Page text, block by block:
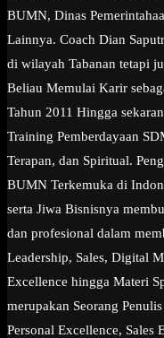
BUMN, Dinas
Lainnya. Coach Dian
di wilayah Tabanan tetapi
Beliau Memulai Karir
Tahun 2011 Hingga
Training Pemberdayaan
Terapan, dan Spiritual.
BUMN Terkemuka di
serta Jiwa Bisnisnya
dan profesional dalam
Leadership, Sales, Digital
Excellence hingga Materi
merupakan Seorang
Personal Excellence, Sales